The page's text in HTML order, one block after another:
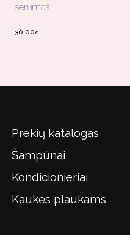
serumas
30.00€
Prekių katalogas
Šampūnai
Kondicionieriai
Kaukės plaukams